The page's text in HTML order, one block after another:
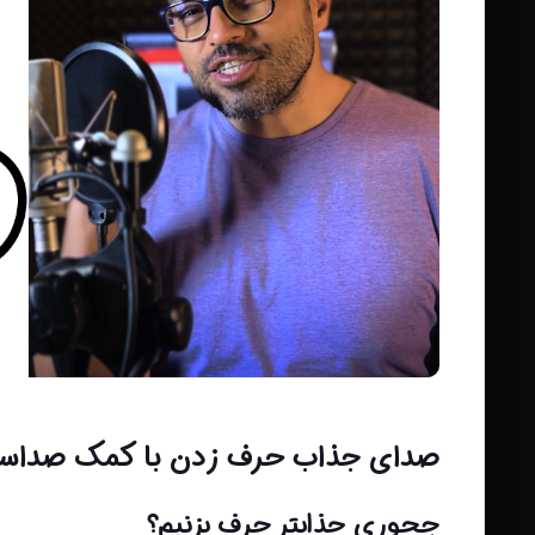
صدای جذاب حرف زدن با کمک
چجوری جذابتر حرف بزنیم؟